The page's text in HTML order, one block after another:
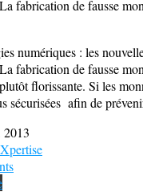
fabrication de fausse
numériques : les
fabrication de fausse
florissante. Si les
sécurisées afin de
2013